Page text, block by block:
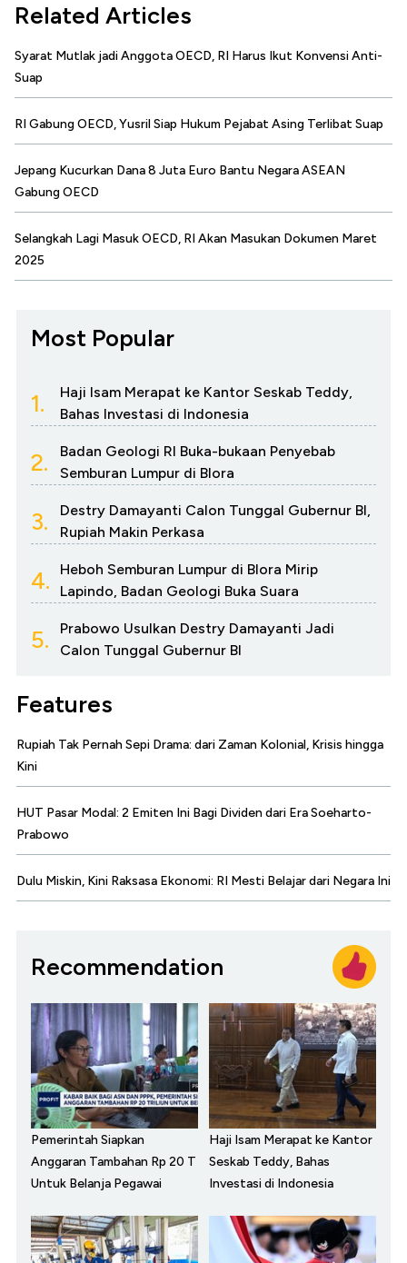
Related Articles
Syarat Mutlak jadi Anggota OECD, RI Harus Ikut Konvensi Anti-
Suap
RI Gabung OECD, Yusril Siap Hukum Pejabat Asing Terlibat Suap
Jepang Kucurkan Dana 8 Juta Euro Bantu Negara ASEAN
Gabung OECD
Selangkah Lagi Masuk OECD, RI Akan Masukan Dokumen Maret
2025
Most Popular
1.
Haji Isam Merapat ke Kantor Seskab Teddy,
Bahas Investasi di Indonesia
2.
Badan Geologi RI Buka-bukaan Penyebab
Semburan Lumpur di Blora
3.
Destry Damayanti Calon Tunggal Gubernur BI,
Rupiah Makin Perkasa
4.
Heboh Semburan Lumpur di Blora Mirip
Lapindo, Badan Geologi Buka Suara
5.
Prabowo Usulkan Destry Damayanti Jadi
Calon Tunggal Gubernur BI
Features
Rupiah Tak Pernah Sepi Drama: dari Zaman Kolonial, Krisis hingga
Kini
HUT Pasar Modal: 2 Emiten Ini Bagi Dividen dari Era Soeharto-
Prabowo
Dulu Miskin, Kini Raksasa Ekonomi: RI Mesti Belajar dari Negara Ini
Recommendation
Pemerintah Siapkan
Anggaran Tambahan Rp 20 T
Untuk Belanja Pegawai
Haji Isam Merapat ke Kantor
Seskab Teddy, Bahas
Investasi di Indonesia